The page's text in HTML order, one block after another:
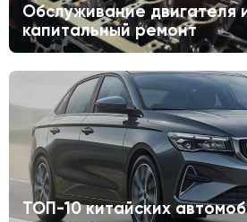
Обслуживание двигателя
капитальный ремонт
ТОП-10 китайских